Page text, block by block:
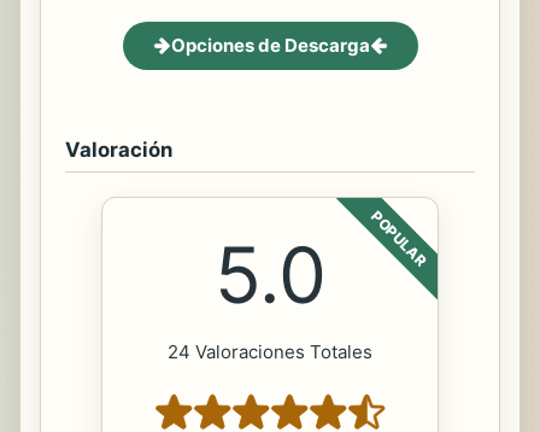
Opciones de Descarga
Valoración
POPULAR
5.0
24 Valoraciones Totales